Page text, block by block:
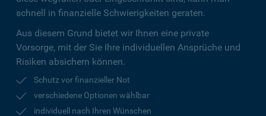
schnell in finanzielle Schwierigkeiten geraten.
Aus diesem Grund bietet wir Ihnen eine private
Vorsorge, mit der Sie Ihre individuellen Ansprüche und
Risiken absichern können.
Schutz vor finanzieller Not
verschiedene Optionen wählbar
individuell nach Ihren Wünschen